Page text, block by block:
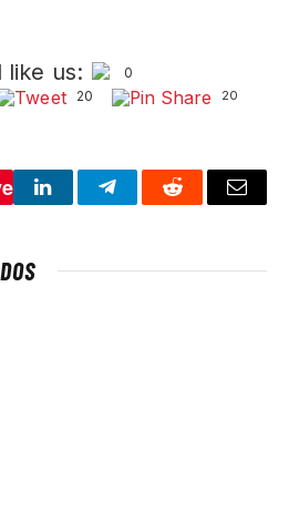
like us:
0
20 20
LinkedInTelegramReddit Email